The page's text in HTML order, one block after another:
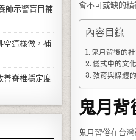
會不可或缺的精
內容目錄
鬼月背後的
儀式中的文
教育與媒體
鬼月
鬼月習俗在台
師示警盲目補
空這樣做，補
善脊椎穩定度